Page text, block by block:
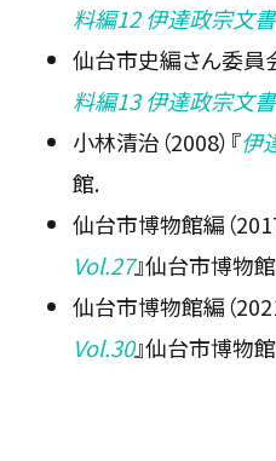
料編12 伊達政宗文
仙台市史編さん委員
料編13 伊達政宗文
小林清治（2008）『伊
館.
仙台市博物館編（2017
Vol.27』仙台市博物
仙台市博物館編（2021
Vol.30』仙台市博物